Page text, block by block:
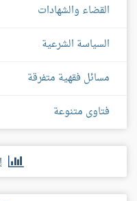
القضاء والشهادات
السياسة الشرعية
مسائل فقهية متفرقة
فتاوى متنوعة